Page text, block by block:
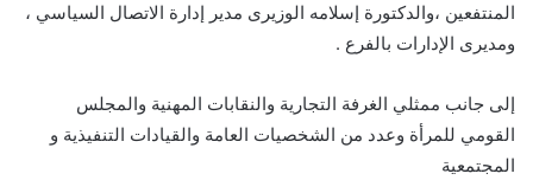
المنتفعين ،والدكتورة إسلامه الوزيرى مدير إدارة الاتصال السياسي ،
ومديرى الإدارات بالفرع .
إلى جانب ممثلي الغرفة التجارية والنقابات المهنية والمجلس
القومي للمرأة وعدد من الشخصيات العامة والقيادات التنفيذية و
المجتمعية